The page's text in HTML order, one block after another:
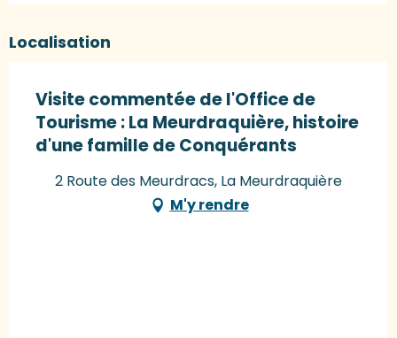
Localisation
Visite commentée de l'Office de
Tourisme : La Meurdraquière, histoire
d'une famille de Conquérants
2 Route des Meurdracs, La Meurdraquière
M'y rendre